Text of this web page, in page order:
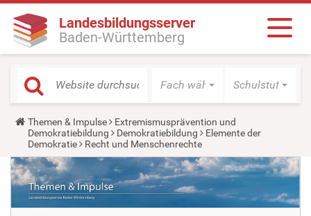
Landesbildungsserver
Baden-Württemberg
Fach wählen Schulstufe
Y
o
u
a
r
e
h
e
r
Themen & Impulse
Extremismusprävention und
Demokratiebildung
Demokratiebildung
Elemente der
Demokratie
Recht und Menschenrechte